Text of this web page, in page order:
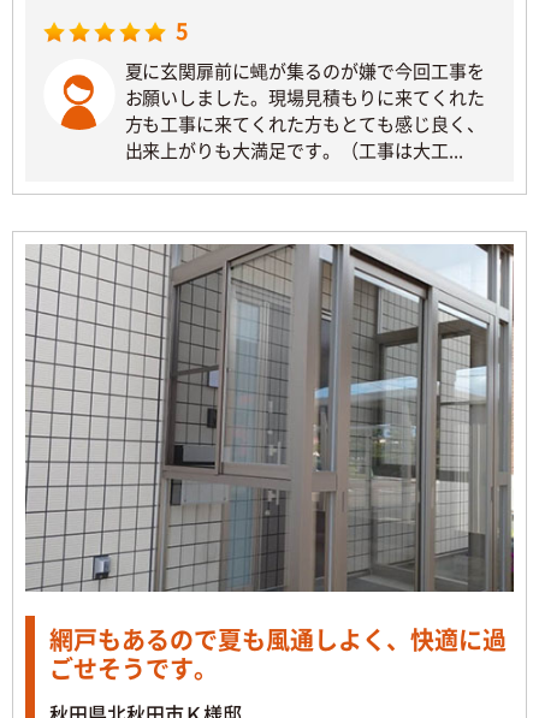
5
夏に玄関扉前に蝿が集るのが嫌で今回工事を
お願いしました。現場見積もりに来てくれた
方も工事に来てくれた方もとても感じ良く、
出来上がりも大満足です。（工事は大工...
網戸もあるので夏も風通しよく、快適に過
ごせそうです。